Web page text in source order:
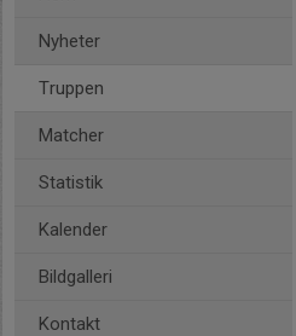
Nyheter
Truppen
Matcher
Statistik
Kalender
Bildgalleri
Kontakt